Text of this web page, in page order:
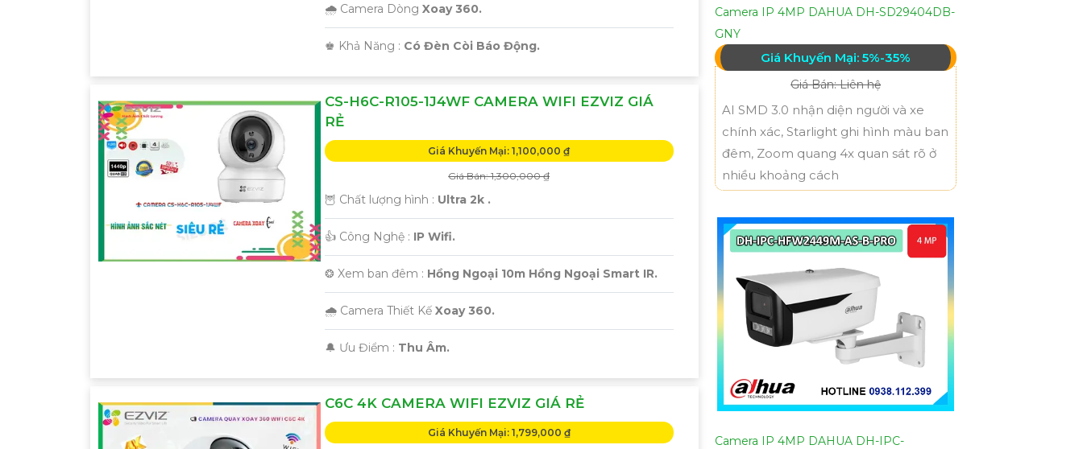
🌧️ Camera Dòng Xoay 360.
️♚ Khả Năng : Có Đèn Còi Báo Động.
CS-H6C-R105-1J4WF CAMERA WIFI EZVIZ GIÁ
RẺ
Giá Khuyến Mại: 1,100,000 ₫
Giá Bán: 1,300,000 ₫
🦉 Chất lượng hình : Ultra 2k .
👍 Công Nghệ : IP Wifi.
❂ Xem ban đêm : Hồng Ngoại 10m Hồng Ngoại Smart IR.
🌧️ Camera Thiết Kế Xoay 360.
️🔔 Ưu Điểm : Thu Âm.
C6C 4K CAMERA WIFI EZVIZ GIÁ RẺ
Giá Khuyến Mại: 1,799,000 ₫
Camera IP 4MP DAHUA DH-SD29404DB-
GNY
Giá Khuyến Mại: 5%-35%
Giá Bán: Liên hệ
AI SMD 3.0 nhận diện người và xe
chính xác, Starlight ghi hình màu ban
đêm, Zoom quang 4x quan sát rõ ở
nhiều khoảng cách
Camera IP 4MP DAHUA DH-IPC-